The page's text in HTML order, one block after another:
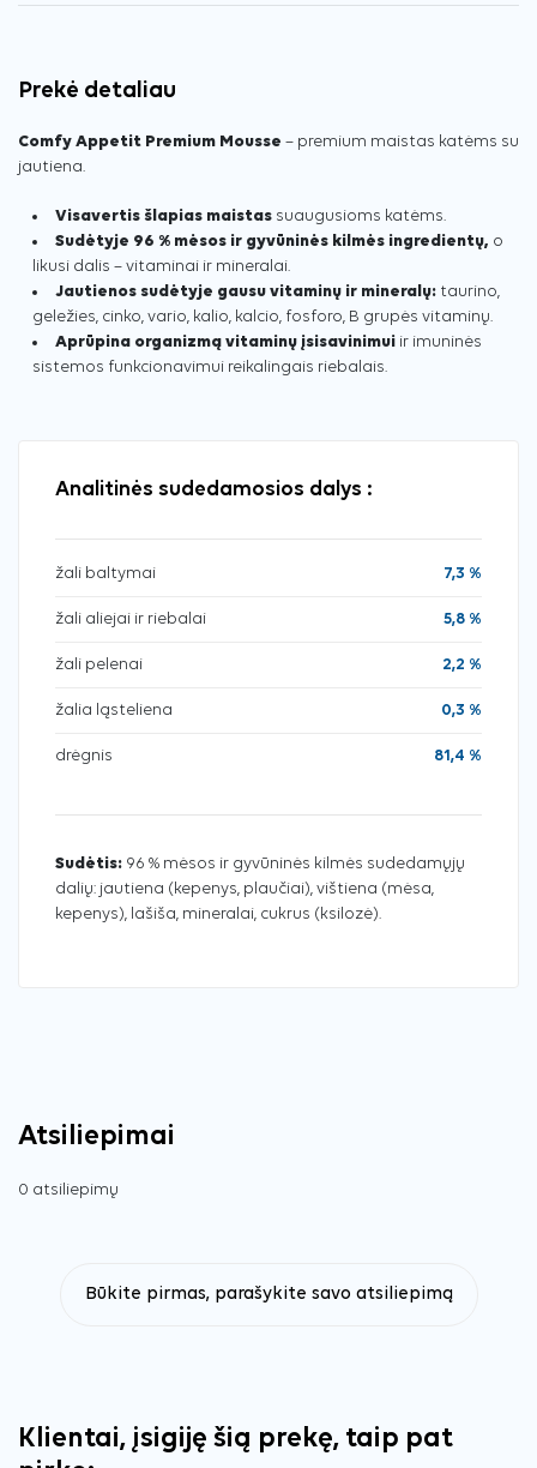
Prekė detaliau
Comfy Appetit Premium Mousse – premium maistas katėms su
jautiena.
Visavertis šlapias maistas suaugusioms katėms.
Sudėtyje 96 % mėsos ir gyvūninės kilmės ingredientų, o
likusi dalis – vitaminai ir mineralai.
Jautienos sudėtyje gausu vitaminų ir mineralų: taurino,
geležies, cinko, vario, kalio, kalcio, fosforo, B grupės vitaminų.
Aprūpina organizmą vitaminų įsisavinimui ir imuninės
sistemos funkcionavimui reikalingais riebalais.
Analitinės sudedamosios dalys :
žali baltymai 7,3 %
žali aliejai ir riebalai 5,8 %
žali pelenai 2,2 %
žalia ląsteliena 0,3 %
drėgnis 81,4 %
Sudėtis: 96 % mėsos ir gyvūninės kilmės sudedamųjų
dalių: jautiena (kepenys, plaučiai), vištiena (mėsa,
kepenys), lašiša, mineralai, cukrus (ksilozė).
Atsiliepimai
0 atsiliepimų
Būkite pirmas, parašykite savo atsiliepimą
Klientai, įsigiję šią prekę, taip pat